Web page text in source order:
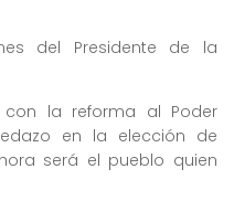
del Presidente de la
con la reforma al Poder
en la elección de
será el pueblo quien